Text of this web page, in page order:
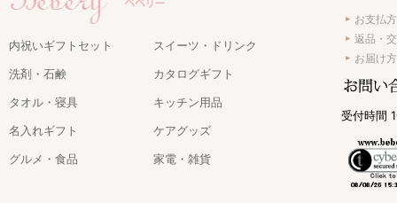
内祝いギフトセット
スイーツ・ドリンク
洗剤・石鹸
カタログギフト
タオル・寝具
キッチン用品
名入れギフト
ケアグッズ
グルメ・食品
家電・雑貨
お支払
返品・
お届け
受付時間